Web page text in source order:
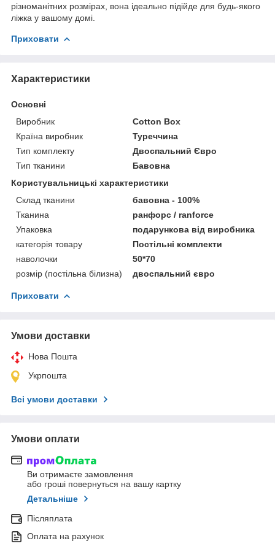
різноманітних розмірах, вона ідеально підійде для будь-якого
ліжка у вашому домі.
Приховати
Характеристики
Основні
Виробник
Cotton Box
Країна виробник
Туреччина
Тип комплекту
Двоспальний Євро
Тип тканини
Бавовна
Користувальницькі характеристики
Склад тканини
бавовна - 100%
Тканина
ранфорс / ranforce
Упаковка
подарункова від виробника
категорія товару
Постільні комплекти
наволочки
50*70
розмір (постільна білизна)
двоспальний євро
Приховати
Умови доставки
Нова Пошта
Укрпошта
Всі умови доставки
Умови оплати
Ви отримаєте замовлення
або гроші повернуться на вашу картку
Детальніше
Післяплата
Оплата на рахунок